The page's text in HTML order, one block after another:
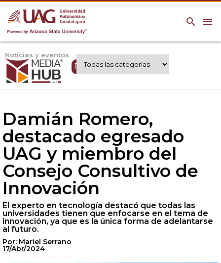
menu
search
Noticias y eventos
Expertos UAG
Damián Romero,
destacado egresado
UAG y miembro del
Consejo Consultivo de
Innovación
El experto en tecnología destacó que todas las
universidades tienen que enfocarse en el tema de
innovación, ya que es la única forma de adelantarse
al futuro.
Por: Mariel Serrano
17/Abr/2024